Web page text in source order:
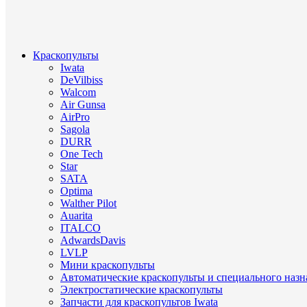
Краскопульты
Iwata
DeVilbiss
Walcom
Air Gunsa
AirPro
Sagola
DURR
One Tech
Star
SATA
Optima
Walther Pilot
Auarita
ITALCO
AdwardsDavis
LVLP
Мини краскопульты
Автоматические краскопульты и специального
Электростатические краскопульты
Запчасти для краскопультов Iwata